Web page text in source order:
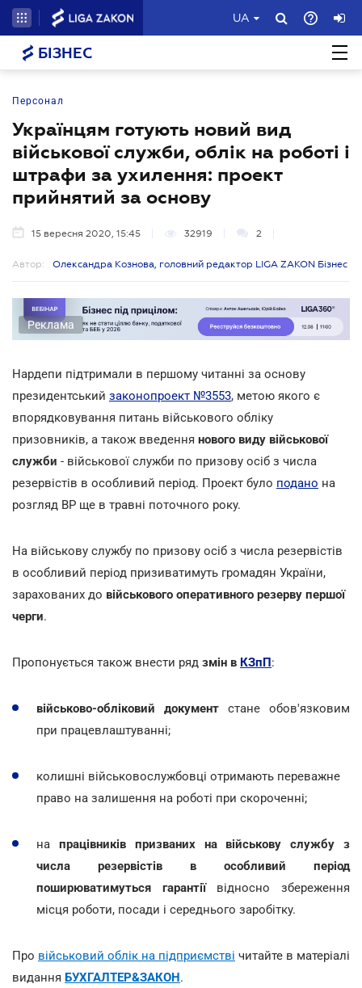
UA
БІЗНЕС
Персонал
Українцям готують новий вид
військової служби, облік на роботі і
штрафи за ухилення: проект
прийнятий за основу
15 вересня 2020, 15:45 32919 2
Автор: Олександра Кознова, головний редактор LIGA ZAKON Бізнес
Реклама
Нардепи підтримали в першому читанні за основу
президентський законопроект №3553, метою якого є
впорядковування питань військового обліку
призовників, а також введення нового виду військової
служби - військової служби по призову осіб з числа
резервістів в особливий період. Проект було подано на
розгляд ВР ще в травні поточного року.
На військову службу по призову осіб з числа резервістів
в особливий період призиватимуть громадян України,
зарахованих до військового оперативного резерву першої
черги.
Пропонується також внести ряд змін в КЗпП:
військово-обліковий документ стане обов'язковим
при працевлаштуванні;
колишні військовослужбовці отримають переважне
право на залишення на роботі при скороченні;
на працівників призваних на військову службу з
числа резервістів в особливий період
поширюватимуться гарантіївідносно
збереження
місця роботи, посади і середнього заробітку.
Про військовий облік на підприємстві читайте в матеріалі
видання БУХГАЛТЕР&ЗАКОН.